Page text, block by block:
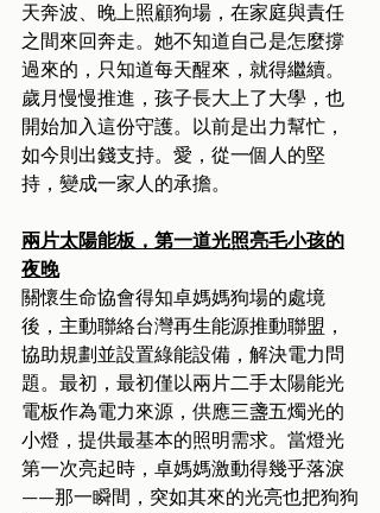
天奔波、晚上照顧狗場，在家庭與責任
之間來回奔走。她不知道自己是怎麼撐
過來的，只知道每天醒來，就得繼續。
歲月慢慢推進，孩子長大上了大學，也
開始加入這份守護。以前是出力幫忙，
如今則出錢支持。愛，從一個人的堅
持，變成一家人的承擔。
兩片太陽能板，第一道光照亮毛小孩的
夜晚
關懷生命協會得知卓媽媽狗場的處境
後，主動聯絡台灣再生能源推動聯盟，
協助規劃並設置綠能設備，解決電力問
題。最初，最初僅以兩片二手太陽能光
電板作為電力來源，供應三盞五燭光的
小燈，提供最基本的照明需求。當燈光
第一次亮起時，卓媽媽激動得幾乎落淚
——那一瞬間，突如其來的光亮也把狗狗